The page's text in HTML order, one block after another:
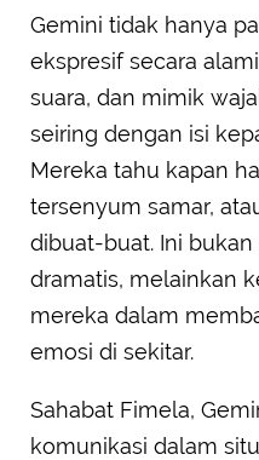
Gemini tidak hanya
ekspresif secara
suara, dan mimik
seiring dengan isi
Mereka tahu kapan
tersenyum samar,
dibuat-buat. Ini
dramatis, melainkan
mereka dalam
emosi di sekitar.
Sahabat Fimela,
komunikasi dalam